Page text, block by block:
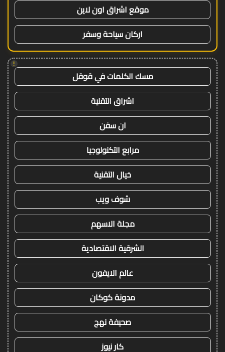
موقع اشراق اون لاين
اركان سياحة وسفر
!
مسك الكلمات في قوقل
اشراق التقنية
ان سفن
مرابع التكنولوجيا
خيال التقنية
شوف ويب
مجلة الاسهم
الشرقية الاقتصادية
عالم الايفون
مدونة كوكان
صحيفة نهج
كار نيوز